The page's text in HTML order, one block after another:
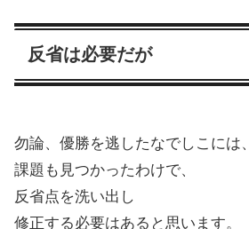
反省は必要だが
勿論、優勝を逃したなでしこには、
課題も見つかったわけで、
反省点を洗い出し
修正する必要はあると思います。